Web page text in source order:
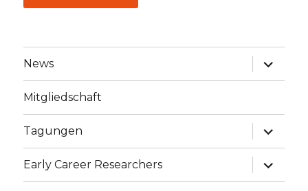
News
öffnen
Mitgliedschaft
Tagungen
öffnen
Early Career Researchers
öffnen